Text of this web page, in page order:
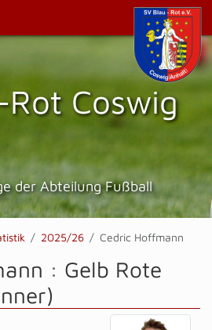
Rot Coswig
der Abteilung Fußball
2025/26 Cedric Hoffmann
: Gelb Rote